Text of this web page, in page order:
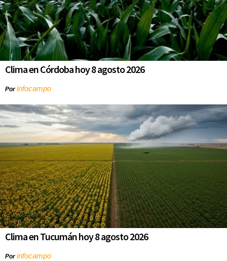
Clima en Córdoba hoy 8 agosto 2026
Porinfocampo
Clima en Tucumán hoy 8 agosto 2026
Porinfocampo